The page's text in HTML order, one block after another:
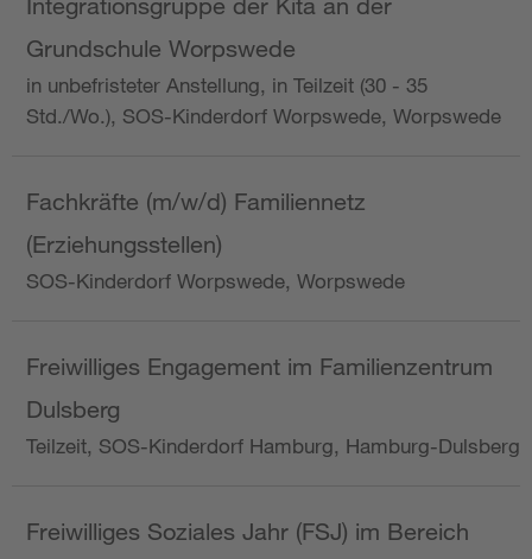
Grundschule Worpswede
in unbefristeter Anstellung, in Teilzeit (30 - 35
Std./Wo.), SOS-Kinderdorf Worpswede, Worpswede
Fachkräfte (m/w/d) Familiennetz
(Erziehungsstellen)
SOS-Kinderdorf Worpswede, Worpswede
Freiwilliges Engagement im Familienzentrum
Dulsberg
Teilzeit, SOS-Kinderdorf Hamburg, Hamburg-Dulsberg
Freiwilliges Soziales Jahr (FSJ) im Bereich